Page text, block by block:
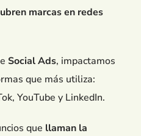
marcas en redes
Social Ads, impactamos
que más utiliza:
YouTube y LinkedIn.
que llaman la